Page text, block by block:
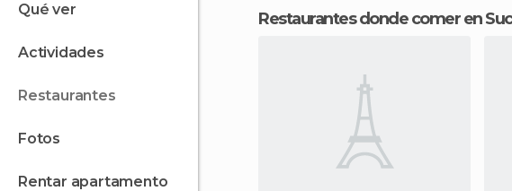
qué ver
actividades
restaurantes
fotos
rentar apartamento
Restaurantes donde comer en